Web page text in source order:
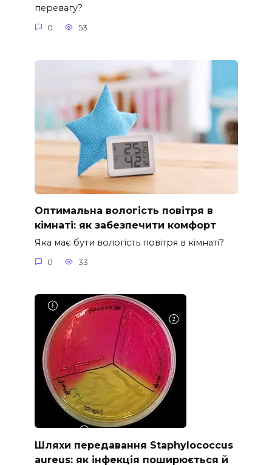
перевагу?
0 53
Оптимальна вологість повітря в
кімнаті: як забезпечити комфорт
Яка має бути вологість повітря в кімнаті?
0 33
Шляхи передавання Staphylococcus
aureus: як інфекція поширюється й